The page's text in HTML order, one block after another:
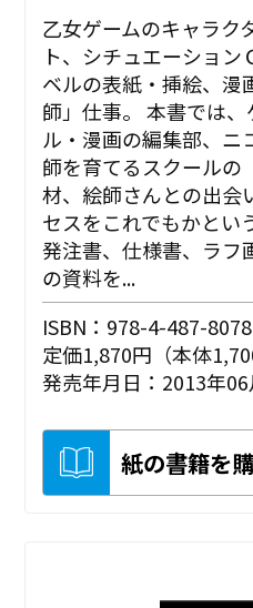
乙女ゲームのキャラク
ト、シチュエーション
ベルの表紙・挿絵、漫
師」仕事。 本書では
ル・漫画の編集部、ニ
師を育てるスクールの
材、絵師さんとの出会
セスをこれでもかとい
発注書、仕様書、ラフ
の資料を...
ISBN：978-4-487-
定価1,870円（本体
発売年月日：2013年06
紙の書籍を